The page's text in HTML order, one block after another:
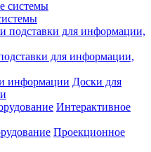
для информации,
Доски для
Интерактивное
Проекционное